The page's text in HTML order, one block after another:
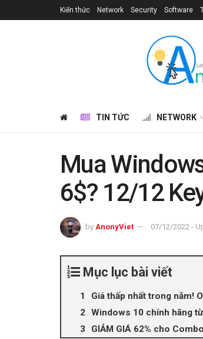
Kiến thức Network Security Software
TIN TỨC NETWORK
Mua
6$? 12/12
by AnonyViet 07/12/2022 -
Mục lục bài viết
Giá thấp nhất trong năm!
Windows 10 chính hãng
GIẢM GIÁ 62% cho